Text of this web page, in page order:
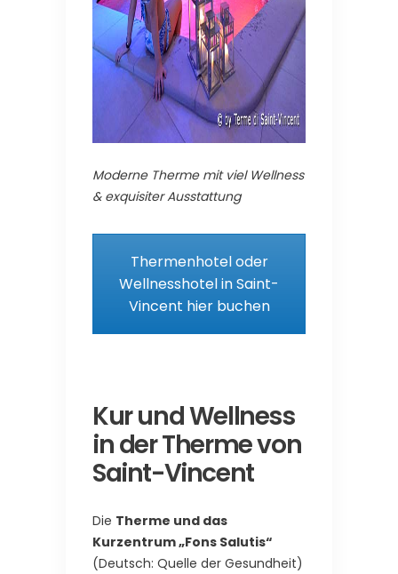
Moderne Therme mit viel Wellness
& exquisiter Ausstattung
Thermenhotel oder
Wellnesshotel in Saint-
Vincent hier buchen
Kur und Wellness
in der Therme von
Saint-Vincent
Die Therme und das
Kurzentrum „Fons Salutis“
(Deutsch: Quelle der Gesundheit)